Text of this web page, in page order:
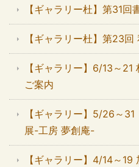
【ギャラリー杜】第31
【ギャラリー杜】第23回
【ギャラリー】6/13～
ご案内
【ギャラリー】5/26～
展-工房 夢創庵-
【ギャラリー】4/14～